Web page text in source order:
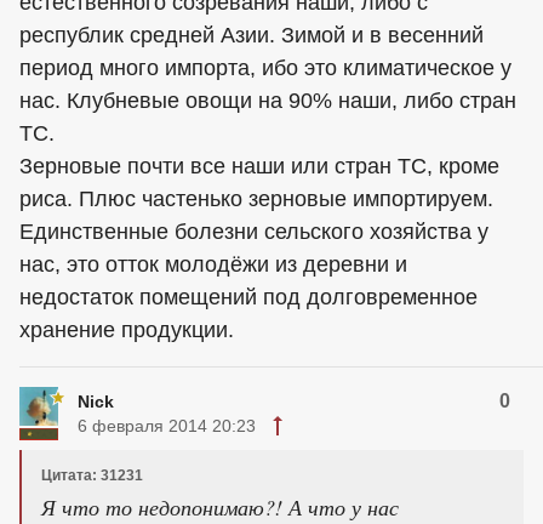
республик средней Азии. Зимой и в весенний
период много импорта, ибо это климатическое у
нас. Клубневые овощи на 90% наши, либо стран
ТС.
Зерновые почти все наши или стран ТС, кроме
риса. Плюс частенько зерновые импортируем.
Единственные болезни сельского хозяйства у
нас, это отток молодёжи из деревни и
недостаток помещений под долговременное
хранение продукции.
Nick 0
6 февраля 2014 20:23
Цитата: 31231
Я что то недопонимаю?! А что у нас